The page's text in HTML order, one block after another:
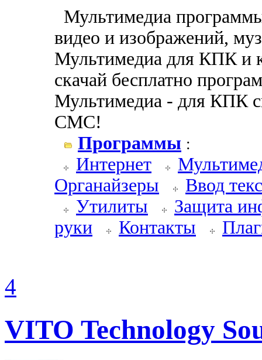
Мультимедиа
видео и изображений,
Мультимедиа для КПК и
скачай бесплатно
Мультимедиа - для КПК
СМС!
Программы :
Интернет
Органайзеры
Ввод
Утилиты
Защита
руки
Контакты
4
VITO Technology